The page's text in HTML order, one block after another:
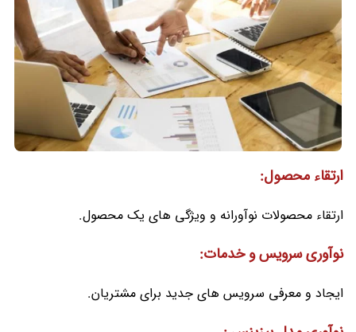
ارتقاء محصول:
ارتقاء محصولات نوآورانه و ویژگی های یک محصول.
نوآوری سرویس و خدمات:
ایجاد و معرفی سرویس های جدید برای مشتریان.